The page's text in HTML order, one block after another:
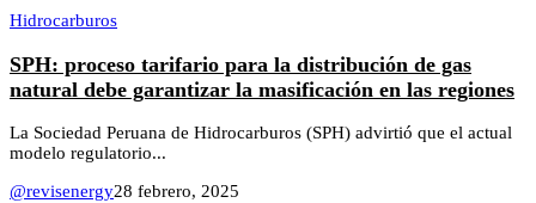
Hidrocarburos
SPH: proceso tarifario para la distribución de gas
natural debe garantizar la masificación en las regiones
La Sociedad Peruana de Hidrocarburos (SPH) advirtió que el actual
modelo regulatorio...
@revisenergy28 febrero, 2025